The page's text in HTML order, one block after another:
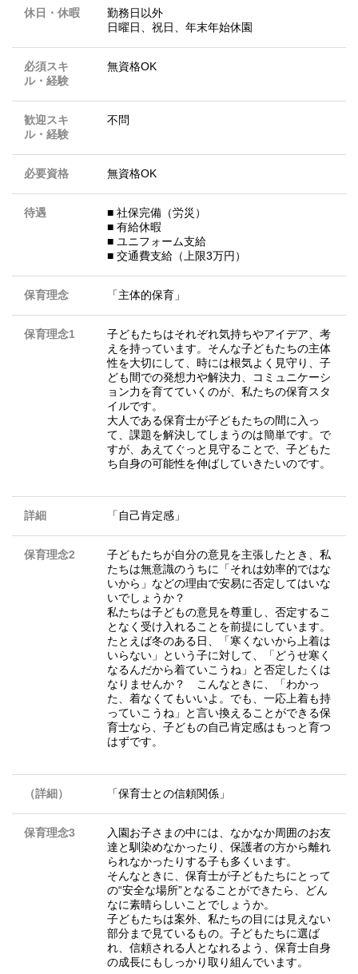
休日・休暇
勤務日以外
日曜日、祝日、年末年始休園
必須スキ
ル・経験
無資格OK
歓迎スキ
ル・経験
不問
必要資格 無資格OK
待遇
■ 社保完備（労災）
■ 有給休暇
■ ユニフォーム支給
■ 交通費支給（上限3万円）
保育理念 「主体的保育」
保育理念1
子どもたちはそれぞれ気持ちやアイデア、考
えを持っています。そんな子どもたちの主体
性を大切にして、時には根気よく見守り、子
ども間での発想力や解決力、コミュニケーシ
ョン力を育てていくのが、私たちの保育スタ
イルです。
大人である保育士が子どもたちの間に入っ
て、課題を解決してしまうのは簡単です。で
すが、あえてぐっと見守ることで、子どもた
ち自身の可能性を伸ばしていきたいのです。
詳細 「自己肯定感」
保育理念2
子どもたちが自分の意見を主張したとき、私
たちは無意識のうちに「それは効率的ではな
いから」などの理由で安易に否定してはいな
いでしょうか？
私たちは子どもの意見を尊重し、否定するこ
となく受け入れることを前提にしています。
たとえば冬のある日、「寒くないから上着は
いらない」という子に対して、「どうせ寒く
なるんだから着ていこうね」と否定したくは
なりませんか？ こんなときに、「わかっ
た、着なくてもいいよ。でも、一応上着も持
っていこうね」と言い換えることができる保
育士なら、子どもの自己肯定感はもっと育つ
はずです。
（詳細） 「保育士との信頼関係」
保育理念3
入園お子さまの中には、なかなか周囲のお友
達と馴染めなかったり、保護者の方から離れ
られなかったりする子も多くいます。
そんなときに、保育士が子どもたちにとって
の“安全な場所”となることができたら、どん
なに素晴らしいことでしょうか。
子どもたちは案外、私たちの目には見えない
部分まで見ているもの。子どもたちに選ば
れ、信頼される人となれるよう、保育士自身
の成長にもしっかり取り組んでいます。